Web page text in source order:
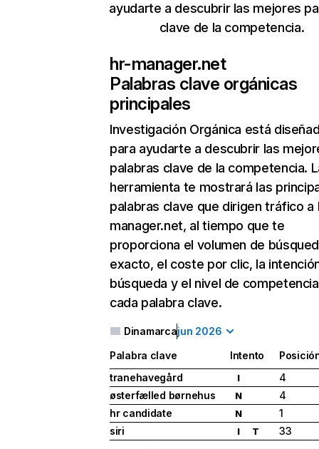
ayudarte a descubrir las mejores
clave de la competencia.
hr-manager.net
Palabras clave orgánicas
principales
Investigación Orgánica está
para ayudarte a descubrir las
palabras clave de la competencia.
herramienta te mostrará las
palabras clave que dirigen tráfico a
manager.net, al tiempo que te
proporciona el volumen de
exacto, el coste por clic, la
búsqueda y el nivel de
cada palabra clave.
Dinamarcajun 2026
Palabra clave Intento
tranehavegård
I
4
østerfælled børnehus
N
4
hr candidate
N
1
siri
I T 33